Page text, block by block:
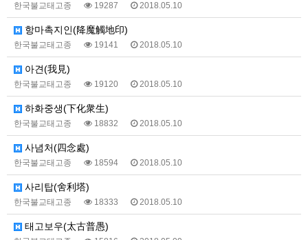
한국불교태고종 19287 2018.05.10
항마촉지인(降魔觸地印)
한국불교태고종 19141 2018.05.10
아견(我見)
한국불교태고종 19120 2018.05.10
하화중생(下化衆生)
한국불교태고종 18832 2018.05.10
사념처(四念處)
한국불교태고종 18594 2018.05.10
사리탑(舍利塔)
한국불교태고종 18333 2018.05.10
태고보우(太古普愚)